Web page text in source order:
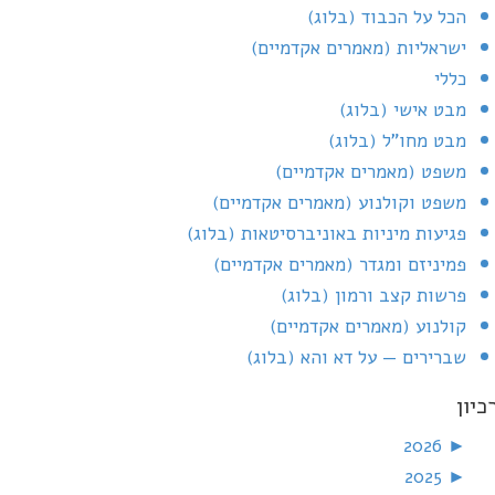
הכל על הכבוד (בלוג)
ישראליות (מאמרים אקדמיים)
כללי
מבט אישי (בלוג)
מבט מחו"ל (בלוג)
משפט (מאמרים אקדמיים)
משפט וקולנוע (מאמרים אקדמיים)
פגיעות מיניות באוניברסיטאות (בלוג)
פמיניזם ומגדר (מאמרים אקדמיים)
פרשות קצב ורמון (בלוג)
קולנוע (מאמרים אקדמיים)
שברירים — על דא והא (בלוג)
►
►